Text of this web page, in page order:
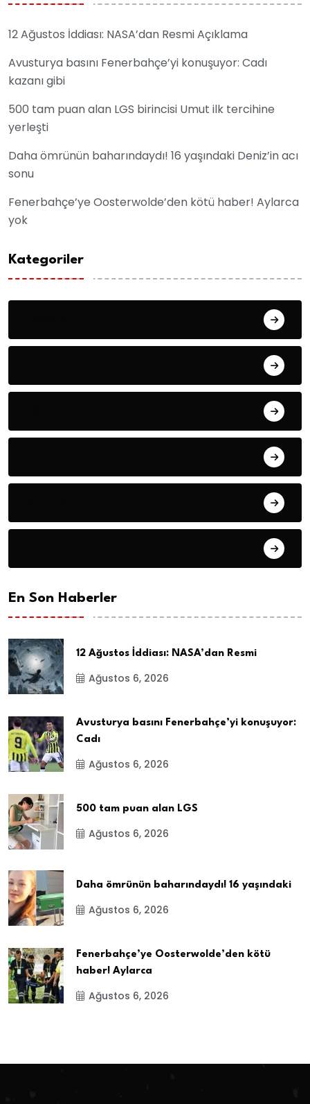
12 Ağustos İddiası: NASA’dan Resmi Açıklama
Avusturya basını Fenerbahçe’yi konuşuyor: Cadı
kazanı gibi
500 tam puan alan LGS birincisi Umut ilk tercihine
yerleşti
Daha ömrünün baharındaydı! 16 yaşındaki Deniz’in acı
sonu
Fenerbahçe’ye Oosterwolde’den kötü haber! Aylarca
yok
Kategoriler
En Son Haberler
12 Ağustos İddiası: NASA’dan Resmi
Ağustos 6, 2026
Avusturya basını Fenerbahçe’yi konuşuyor:
Cadı
Ağustos 6, 2026
500 tam puan alan LGS
Ağustos 6, 2026
Daha ömrünün baharındaydı! 16 yaşındaki
Ağustos 6, 2026
Fenerbahçe’ye Oosterwolde’den kötü
haber! Aylarca
Ağustos 6, 2026